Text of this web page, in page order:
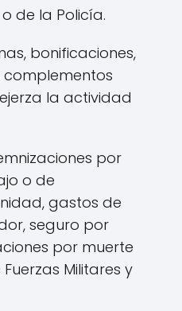
de la Policía.
bonificaciones,
complementos
la actividad
por
o de
gastos de
seguro por
por muerte
Militares y